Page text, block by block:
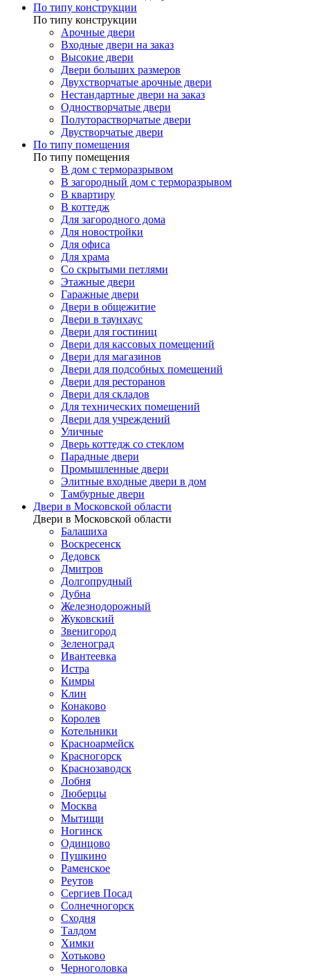
По типу конструкции
По типу конструкции
Арочные двери
Входные двери на заказ
Высокие двери
Двери больших размеров
Двухстворчатые арочные двери
Нестандартные двери на заказ
Одностворчатые двери
Полуторастворчатые двери
Двустворчатые двери
По типу помещения
По типу помещения
В дом с терморазрывом
В загородный дом с терморазрывом
В квартиру
В коттедж
Для загородного дома
Для новостройки
Для офиса
Для храма
Со скрытыми петлями
Этажные двери
Гаражные двери
Двери в общежитие
Двери в таунхаус
Двери для гостиниц
Двери для кассовых помещений
Двери для магазинов
Двери для подсобных помещений
Двери для ресторанов
Двери для складов
Для технических помещений
Двери для учреждений
Уличные
Дверь коттедж со стеклом
Парадные двери
Промышленные двери
Элитные входные двери в дом
Тамбурные двери
Двери в Московской области
Двери в Московской области
Балашиха
Воскресенск
Дедовск
Дмитров
Долгопрудный
Дубна
Железнодорожный
Жуковский
Звенигород
Зеленоград
Ивантеевка
Истра
Кимры
Клин
Конаково
Королев
Котельники
Красноармейск
Красногорск
Краснозаводск
Лобня
Люберцы
Москва
Мытищи
Ногинск
Одинцово
Пушкино
Раменское
Реутов
Сергиев Посад
Солнечногорск
Сходня
Талдом
Химки
Хотьково
Черноголовка